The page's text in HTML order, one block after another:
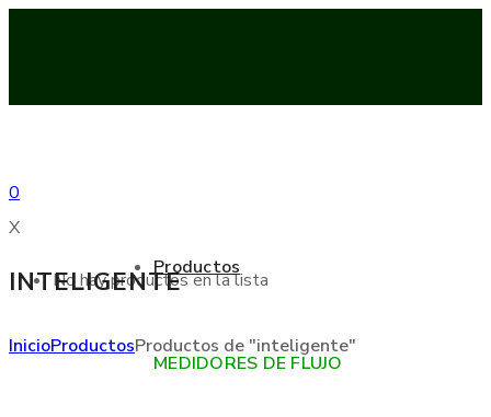
0
X
No hay productos en la lista
Productos
MEDIDORES DE FLUJO
INTELIGENTE
InicioProductosProductos de "inteligente"